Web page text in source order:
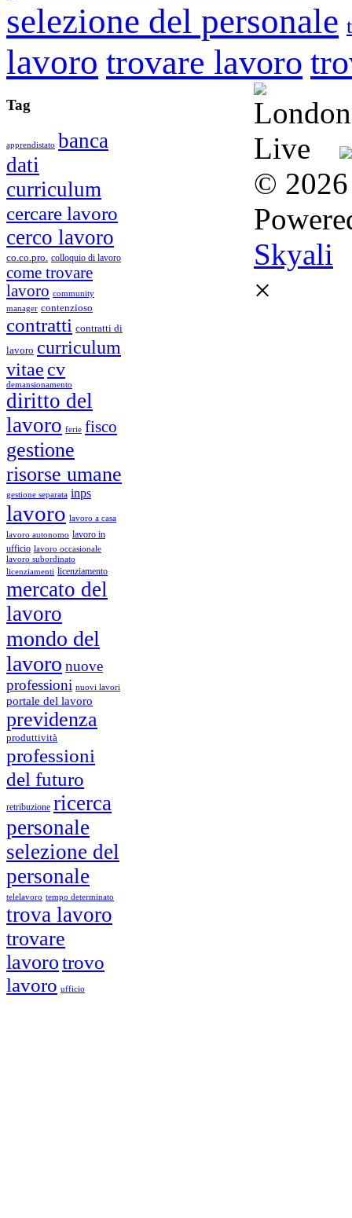
selezione del personale
lavoro trovare lavoro
Tag
apprendistato banca
dati
curriculum
cercare lavoro
cerco lavoro
co.co.pro. colloquio di lavoro
come trovare
lavoro community
manager contenzioso
contratti contratti di
lavoro curriculum
vitae cv
demansionamento
diritto del
lavoro ferie fisco
gestione
risorse umane
gestione separata inps
lavoro lavoro a casa
lavoro autonomo lavoro in
ufficio lavoro occasionale
lavoro subordinato
licenziamenti licenziamento
mercato del
lavoro
mondo del
lavoro nuove
professioni nuovi lavori
portale del lavoro
previdenza
produttività
professioni
del futuro
retribuzione ricerca
personale
selezione del
personale
telelavoro tempo determinato
trova lavoro
trovare
lavorotrovo
lavoro ufficio
© 2026
Skyali
×